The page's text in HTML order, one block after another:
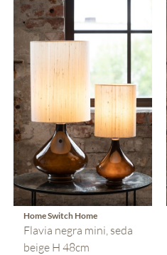
Home Switch Home
Flavia negra mini, seda
beige H 48cm